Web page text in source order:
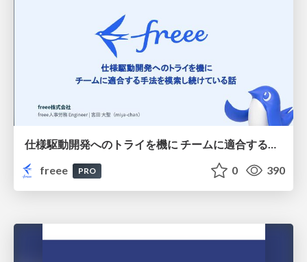
仕様駆動開発へのトライを機に チームに適合する手法を模索し続けている話
freee
PRO 0 390